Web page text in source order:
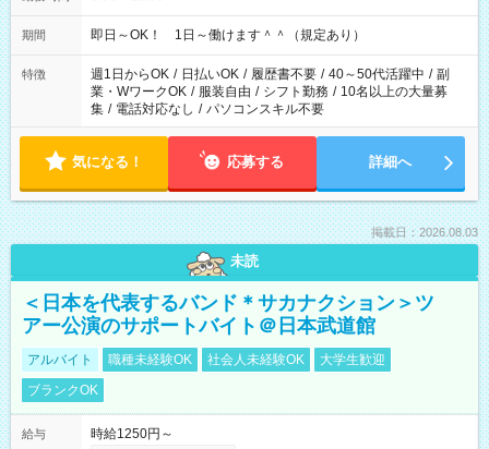
期間 即日～OK！ 1日～働けます＾＾（規定あり）
特徴 週1日からOK / 日払いOK / 履歴書不要 / 40～50代活躍中 / 副
業・WワークOK / 服装自由 / シフト勤務 / 10名以上の大量募
集 / 電話対応なし / パソコンスキル不要
気になる！ 応募する 詳細へ
掲載日：2026.08.03
未読
＜日本を代表するバンド＊サカナクション＞ツ
アー公演のサポートバイト＠日本武道館
アルバイト 職種未経験OK 社会人未経験OK
大学生歓迎
ブランクOK
給与
時給1250円～